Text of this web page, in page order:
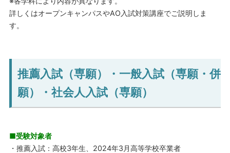
詳しくはオープンキャンパスやAO入試対策講座でご説明しま
す。
推薦入試（専願）・一般入試（専願・併
願）・社会人入試（専願）
■受験対象者
・推薦入試：高校3年生、2024年3月高等学校卒業者